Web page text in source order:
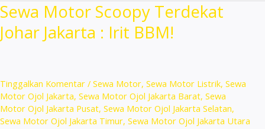
Sewa Motor Scoopy Terdekat
Johar Jakarta : Irit BBM!
Tinggalkan Komentar / Sewa Motor, Sewa Motor Listrik, Sewa
Motor Ojol Jakarta, Sewa Motor Ojol Jakarta Barat, Sewa
Motor Ojol Jakarta Pusat, Sewa Motor Ojol Jakarta Selatan,
Sewa Motor Ojol Jakarta Timur, Sewa Motor Ojol Jakarta Utara